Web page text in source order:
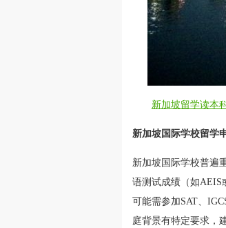
新加坡留学读本
新加坡国际学校留学
新加坡国际学校普遍
语测试成绩（如AEIS
可能需参加SAT、
庭背景有特定要求，